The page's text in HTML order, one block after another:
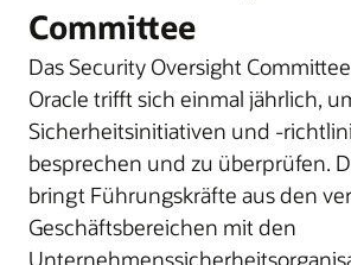
Committee
Das Security Oversight
Oracle trifft sich einmal jährlich,
Sicherheitsinitiativen und -
besprechen und zu überprüfen.
bringt Führungskräfte aus den
Geschäftsbereichen mit den